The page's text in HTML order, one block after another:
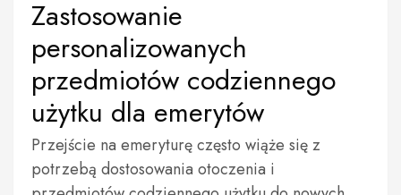
Zastosowanie
personalizowanych
przedmiotów codziennego
użytku dla emerytów
Przejście na emeryturę często wiąże się z
potrzebą dostosowania otoczenia i